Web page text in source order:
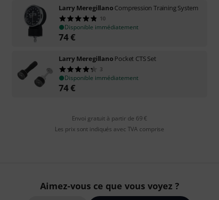
Larry MeregillanoCompression Training System
10
Disponible immédiatement
74€
Larry MeregillanoPocket CTS Set
3
Disponible immédiatement
74€
Envoi gratuit à partir de 69 €
Les prix sont indiqués avec TVA comprise
Aimez-vous ce que vous voyez ?